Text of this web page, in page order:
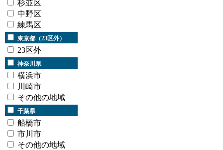
杉並区
中野区
練馬区
東京都（23区外）
23区外
神奈川県
横浜市
川崎市
その他の地域
千葉県
船橋市
市川市
その他の地域